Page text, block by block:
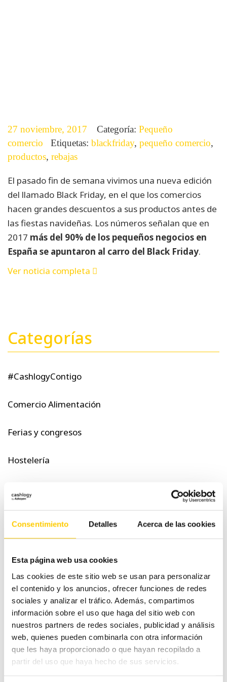
Consentimiento Detalles Acerca de las cookies
Esta página web usa cookies
Las cookies de este sitio web se usan para personalizar
el contenido y los anuncios, ofrecer funciones de redes
sociales y analizar el tráfico. Además, compartimos
información sobre el uso que haga del sitio web con
nuestros partners de redes sociales, publicidad y análisis
web, quienes pueden combinarla con otra información
que les haya proporcionado o que hayan recopilado a
partir del uso que haya hecho de sus servicios.
27 noviembre, 2017 Categoría: Pequeño
comercio
Etiquetas: blackfriday, pequeño comercio,
productos, rebajas
El pasado fin de semana vivimos una nueva edición
del llamado Black Friday, en el que los comercios
hacen grandes descuentos a sus productos antes de
las fiestas navideñas. Los números señalan que en
2017 más del 90% de los pequeños negocios en
España se apuntaron al carro del Black Friday.
Ver noticia completa
Categorías
#CashlogyContigo
Comercio Alimentación
Ferias y congresos
Hostelería
Tranquilidad
Tags
atención al cliente
banco central
europeo billetes Cashlogy comercio cultura dificultades
negocios Dinerodinero efectivodinero en